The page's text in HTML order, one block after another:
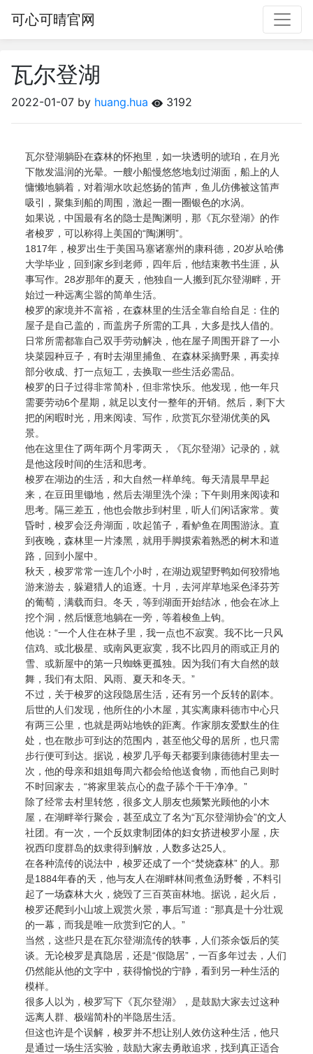
可心可晴官网
瓦尔登湖
2022-01-07 by huang.hua 3192
瓦尔登湖躺卧在森林的怀抱里，如一块透明的琥珀，在月光
下散发温润的光晕。一艘小船慢悠悠地划过湖面，船上的人
慵懒地躺着，对着湖水吹起悠扬的笛声，鱼儿仿佛被这笛声
吸引，聚集到船的周围，激起一圈一圈银色的水涡。
如果说，中国最有名的隐士是陶渊明，那《瓦尔登湖》的作
者梭罗，可以称得上美国的“陶渊明”。
1817年，梭罗出生于美国马塞诸塞州的康科德，20岁从哈佛
大学毕业，回到家乡到老师，四年后，他结束教书生涯，从
事写作。28岁那年的夏天，他独自一人搬到瓦尔登湖畔，开
始过一种远离尘嚣的简单生活。
梭罗的家境并不富裕，在森林里的生活全靠自给自足：住的
屋子是自己盖的，而盖房子所需的工具，大多是找人借的。
日常所需都靠自己双手劳动解决，他在屋子周围开辟了一小
块菜园种豆子，有时去湖里捕鱼、在森林采摘野果，再卖掉
部分收成、打一点短工，去换取一些生活必需品。
梭罗的日子过得非常简朴，但非常快乐。他发现，他一年只
需要劳动6个星期，就足以支付一整年的开销。然后，剩下大
把的闲暇时光，用来阅读、写作，欣赏瓦尔登湖优美的风
景。
他在这里住了两年两个月零两天，《瓦尔登湖》记录的，就
是他这段时间的生活和思考。
梭罗在湖边的生活，和大自然一样单纯。每天清晨早早起
来，在豆田里锄地，然后去湖里洗个澡；下午则用来阅读和
思考。隔三差五，他也会散步到村里，听人们闲话家常。黄
昏时，梭罗会泛舟湖面，吹起笛子，看鲈鱼在周围游泳。直
到夜晚，森林里一片漆黑，就用手脚摸索着熟悉的树木和道
路，回到小屋中。
秋天，梭罗常常一连几个小时，在湖边观望野鸭如何狡猾地
游来游去，躲避猎人的追逐。十月，去河岸草地采色泽芬芳
的葡萄，满载而归。冬天，等到湖面开始结冰，他会在冰上
挖个洞，然后惬意地躺在一旁，等着梭鱼上钩。
他说：“一个人住在林子里，我一点也不寂寞。我不比一只风
信鸡、或北极星、或南风更寂寞，我不比四月的雨或正月的
雪、或新屋中的第一只蜘蛛更孤独。因为我们有大自然的鼓
舞，我们有太阳、风雨、夏天和冬天。”
不过，关于梭罗的这段隐居生活，还有另一个反转的剧本。
后世的人们发现，他所住的小木屋，其实离康科德市中心只
有两三公里，也就是两站地铁的距离。作家朋友爱默生的住
处，也在散步可到达的范围内，甚至他父母的居所，也只需
步行便可到达。据说，梭罗几乎每天都要到康德德村里去一
次，他的母亲和姐姐每周六都会给他送食物，而他自己则时
不时回家去，“将家里装点心的盘子舔个干干净净。”
除了经常去村里转悠，很多文人朋友也频繁光顾他的小木
屋，在湖畔举行聚会，甚至成立了名为“瓦尔登湖协会”的文人
社团。有一次，一个反奴隶制团体的妇女挤进梭罗小屋，庆
祝西印度群岛的奴隶得到解放，人数多达25人。
在各种流传的说法中，梭罗还成了一个“焚烧森林” 的人。那
是1884年春的天，他与友人在湖畔林间煮鱼汤野餐，不料引
起了一场森林大火，烧毁了三百英亩林地。据说，起火后，
梭罗还爬到小山坡上观赏火景，事后写道：“那真是十分壮观
的一幕，而我是唯一欣赏到它的人。”
当然，这些只是在瓦尔登湖流传的轶事，人们茶余饭后的笑
谈。无论梭罗是真隐居，还是“假隐居”，一百多年过去，人们
仍然能从他的文字中，获得愉悦的宁静，看到另一种生活的
模样。
很多人以为，梭罗写下《瓦尔登湖》，是鼓励大家去过这种
远离人群、极端简朴的半隐居生活。
但这也许是个误解，梭罗并不想让别人效仿这种生活，他只
是通过一场生活实验，鼓励大家去勇敢追求，找到真正适合